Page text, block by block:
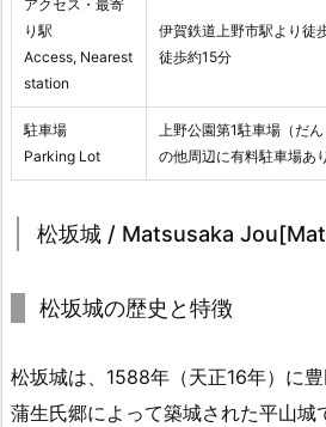
アクセス・最寄
り駅
Access, Nearest
station
伊賀鉄道上野市駅より徒
徒歩約15分
駐車場
Parking Lot
上野公園第1駐車場（だ
の他周辺に有料駐車場あり
松坂城 / Matsusaka
松坂城の歴史と特徴
松坂城は、1588年（天正16年）に
蒲生氏郷によって築城された平山城